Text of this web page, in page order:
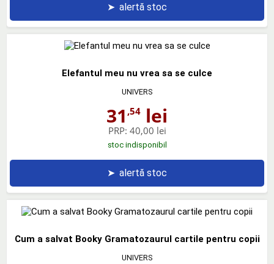
➤ alertă stoc
Elefantul meu nu vrea sa se culce
UNIVERS
31 ,54 lei
PRP: 40,00 lei
stoc indisponibil
➤ alertă stoc
Cum a salvat Booky Gramatozaurul cartile pentru copii
UNIVERS